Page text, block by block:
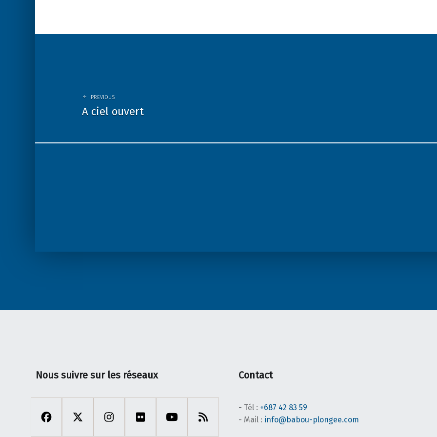
PREVIOUS
A ciel ouvert
Nous suivre sur les réseaux Contact
- Tél : +687 42 83 59
- Mail : info@babou-plongee.com